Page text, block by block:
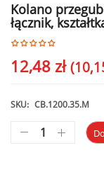
Kolano
łącznik,
12,48 zł (
SKU: CB.1200.35.M